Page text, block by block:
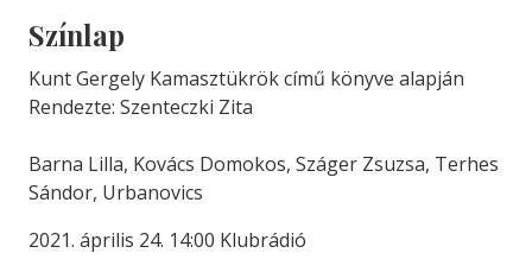
Színlap
Kunt Gergely Kamasztükrök című könyve alapján
Rendezte: Szenteczki Zita
Barna Lilla, Kovács Domokos, Száger Zsuzsa, Terhes
Sándor, Urbanovics
2021. április 24. 14:00 Klubrádió